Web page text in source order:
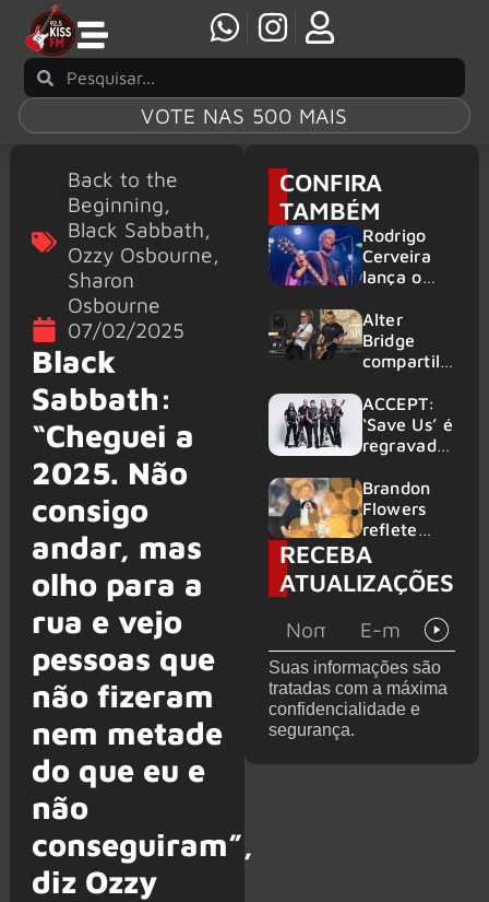
VOTE NAS 500 MAIS
Back to the
Beginning,
Black Sabbath,
Ozzy Osbourne,
Sharon
Osbourne
07/02/2025
Black
Sabbath:
“Cheguei a
2025. Não
consigo
andar, mas
olho para a
rua e vejo
pessoas que
não fizeram
nem metade
do que eu e
não
conseguiram”,
diz Ozzy
CONFIRA
TAMBÉM
Rodrigo
Cerveira
lança o
Searcher”
Alter
Bridge
compartilh
vivo de
“Fortress”
gravada
am Ring
2026
ACCEPT:
‘Save Us’ é
regravada
membros
do GHOST
e KORN
Brandon
Flowers
reflete
sobre o
futuro e
levanta
de de
deixar os
palcos
RECEBA
ATUALIZAÇÕES
Suas informações são
tratadas com a máxima
confidencialidade e
segurança.